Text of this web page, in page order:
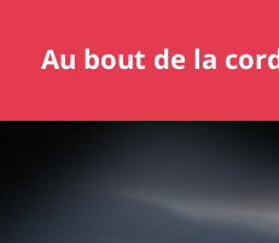
Au bout de la